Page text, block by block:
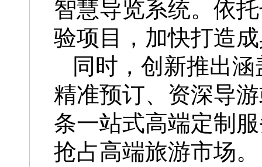
智慧导览系统。依
验项目，加快打造
同时，创新推出
精准预订、资深导
条一站式高端定制
抢占高端旅游市场。